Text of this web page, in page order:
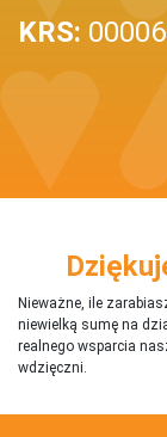
KRS:
Nieważne, ile
niewielką sumę na
realnego wsparcia
wdzięczni.